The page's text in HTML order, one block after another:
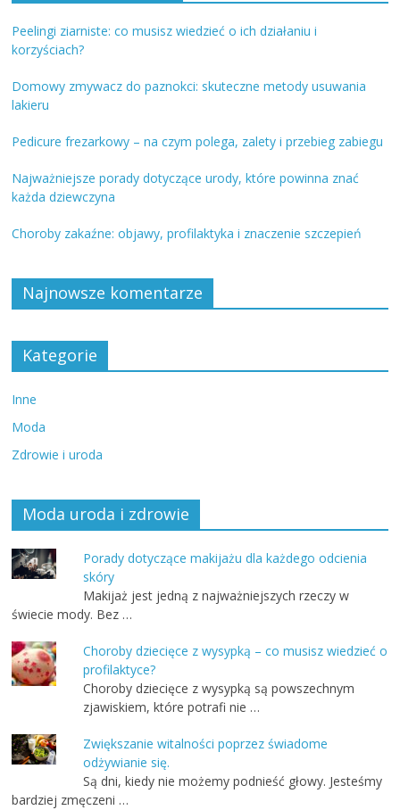
Peelingi ziarniste: co musisz wiedzieć o ich działaniu i
korzyściach?
Domowy zmywacz do paznokci: skuteczne metody usuwania
lakieru
Pedicure frezarkowy – na czym polega, zalety i przebieg zabiegu
Najważniejsze porady dotyczące urody, które powinna znać
każda dziewczyna
Choroby zakaźne: objawy, profilaktyka i znaczenie szczepień
Najnowsze komentarze
Kategorie
Inne
Moda
Zdrowie i uroda
Moda uroda i zdrowie
Porady dotyczące makijażu dla każdego odcienia
skóry
Makijaż jest jedną z najważniejszych rzeczy w
świecie mody. Bez …
Choroby dziecięce z wysypką – co musisz wiedzieć o
profilaktyce?
Choroby dziecięce z wysypką są powszechnym
zjawiskiem, które potrafi nie …
Zwiększanie witalności poprzez świadome
odżywianie się.
Są dni, kiedy nie możemy podnieść głowy. Jesteśmy
bardziej zmęczeni …